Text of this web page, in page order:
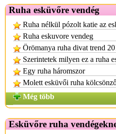
Ruha esküvőre vendég
Ruha nélkül pózolt katie az
Ruha eskuvore vendeg
Örömanya ruha divat trend
Szerintetek milyen ez a ruha
Egy ruha háromszor
Molett esküvői ruha
Még több
Esküvőre ruha